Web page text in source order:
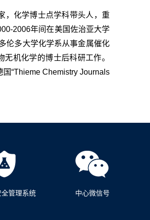
，化学博士点学科带头人，重
2006年间在美国佐治亚大学
伦多大学化学系从事金属催化
机化学的博士后科研工作。
“Thieme Chemistry Journals
管理系统 中心微信号